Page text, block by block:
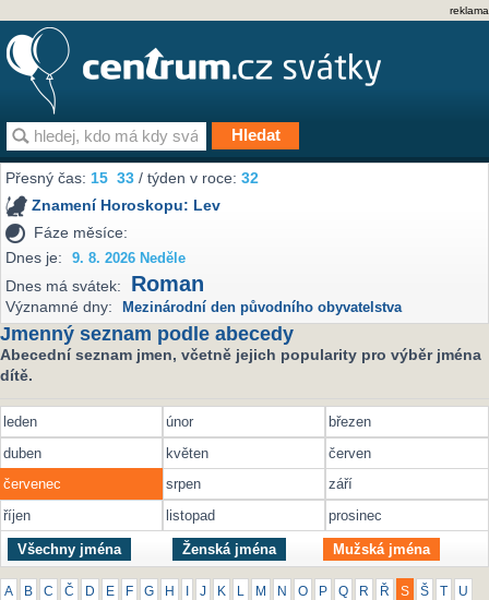
reklama
Přesný čas:15 33 / týden v roce:32
Znamení Horoskopu: Lev
Fáze měsíce:
Dnes je:
9. 8. 2026 Neděle
Dnes má svátek: Roman
Významné dny: Mezinárodní den původního obyvatelstva
Jmenný seznam podle abecedy
Abecední seznam jmen, včetně jejich popularity pro výběr jména
dítě.
leden únor
březen
duben
květen
červen
červenec
srpen
září
říjen
listopad prosinec
Všechny jména Ženská jména Mužská jména
A B C Č D E F G H J K M N O P Q R Ř S Š U